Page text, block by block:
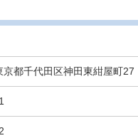
都千代田区神田東紺屋町27